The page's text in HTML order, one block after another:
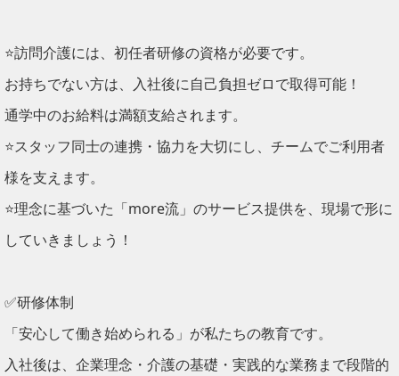
⭐訪問介護には、初任者研修の資格が必要です。
お持ちでない方は、入社後に自己負担ゼロで取得可能！
通学中のお給料は満額支給されます。
⭐スタッフ同士の連携・協力を大切にし、チームでご利用者
様を支えます。
⭐理念に基づいた「more流」のサービス提供を、現場で形に
していきましょう！
✅研修体制
「安心して働き始められる」が私たちの教育です。
入社後は、企業理念・介護の基礎・実践的な業務まで段階的